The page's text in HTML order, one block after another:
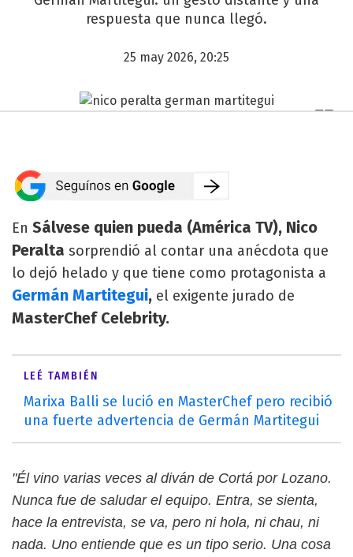
respuesta que nunca llegó.
25 may 2026, 20:25
En Sálvese quien pueda (América TV), Nico
Peralta sorprendió al contar una anécdota que
lo dejó helado y que tiene como protagonista a
Germán Martitegui, el exigente jurado de
MasterChef Celebrity.
LEÉ TAMBIÉN
Marixa Balli se lució en MasterChef pero recibió
una fuerte advertencia de Germán Martitegui
"Él vino varias veces al diván de Cortá por Lozano.
Nunca fue de saludar el equipo. Entra, se sienta,
hace la entrevista, se va, pero ni hola, ni chau, ni
nada. Uno entiende que es un tipo serio. Una cosa